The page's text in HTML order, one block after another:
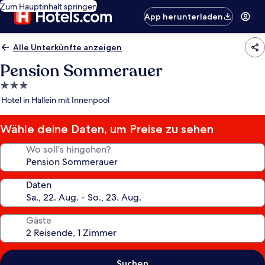
Zum Hauptinhalt springen
App herunterladen
Alle Unterkünfte anzeigen
Pension Sommerauer
3.0-
Sterne-
Hotel in Hallein mit Innenpool
Wähle deine Daten, um Preise zu sehen
Wo soll’s hingehen?
Daten
Gäste